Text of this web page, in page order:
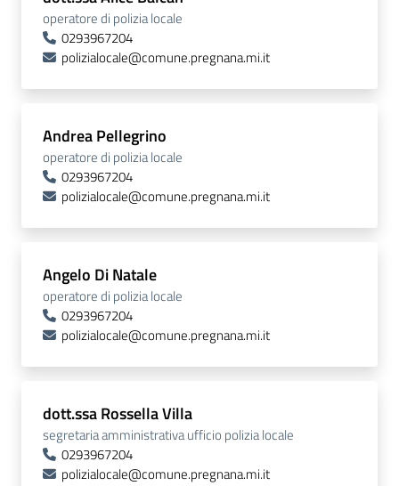
operatore di polizia locale
0293967204
polizialocale@comune.pregnana.mi.it
Andrea Pellegrino
operatore di polizia locale
0293967204
polizialocale@comune.pregnana.mi.it
Angelo Di Natale
operatore di polizia locale
0293967204
polizialocale@comune.pregnana.mi.it
dott.ssa Rossella Villa
segretaria amministrativa ufficio polizia locale
0293967204
polizialocale@comune.pregnana.mi.it